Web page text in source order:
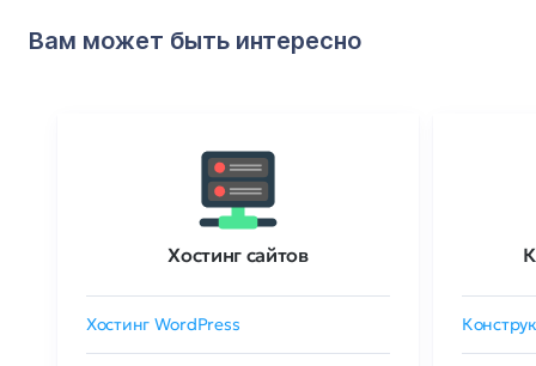
Вам может быть интересно
Хостинг сайтов
Хостинг WordPress